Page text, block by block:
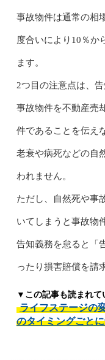
事故物件は通常の相
度合いにより10％か
ます。
2つ目の注意点は、
事故物件を不動産売
件であることを伝え
老衰や病死などの自
われません。
ただし、自然死や事
いてしまうと事故物
告知義務を怠ると「
ったり損害賠償を請
▼この記事も読まれて
ライフステージの
のタイミングごと